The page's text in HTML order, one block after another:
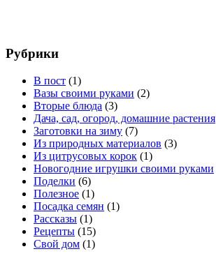
Рубрики
В пост (1)
Вазы своими руками (2)
Вторые блюда (3)
Дача, сад, огород, домашние растения
Заготовки на зиму (7)
Из природных материалов (3)
Из цитрусовых корок (1)
Новогодние игрушки своими руками
Поделки (6)
Полезное (1)
Посадка семян (1)
Рассказы (1)
Рецепты (15)
Свой дом (1)